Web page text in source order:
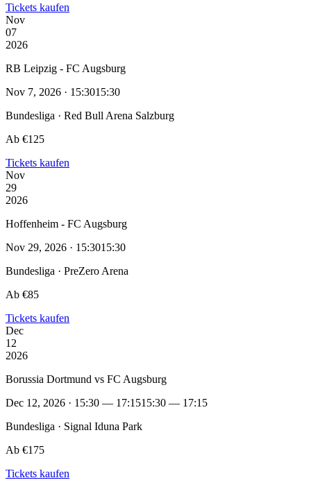
Tickets kaufen
Nov
07
2026
RB Leipzig - FC Augsburg
Nov 7, 2026 · 15:3015:30
Bundesliga · Red Bull Arena Salzburg
Ab €125
Tickets kaufen
Nov
29
2026
Hoffenheim - FC Augsburg
Nov 29, 2026 · 15:3015:30
Bundesliga · PreZero Arena
Ab €85
Tickets kaufen
Dec
12
2026
Borussia Dortmund vs FC Augsburg
Dec 12, 2026 · 15:30 — 17:1515:30 — 17:15
Bundesliga · Signal Iduna Park
Ab €175
Tickets kaufen